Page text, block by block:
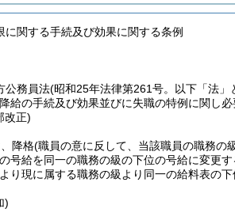
に関する手続及び効果に関する条例
公務員法(昭和25年法律第261号。以下「法」
給の手続及び効果並びに失職の特例に関し必
改正)
降格(職員の意に反して、当該職員の職務の
号給を同一の職務の級の下位の号給に変更
り現に属する職務の級より同一の給料表の
)